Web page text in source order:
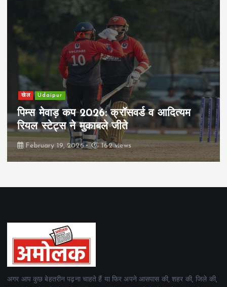
खेल Udaipur
पिम्स मेवाड़ कप 2026: क्रॉसवर्ड व आदित्यम
रियल स्टेट्स ने मुकाबले जीते
February 19, 2026 162 views
अगर आप कुछ बेहतरीन पढ़ना चाहते हैं या फिर अपने आसपास की, शहर की, जिले की,